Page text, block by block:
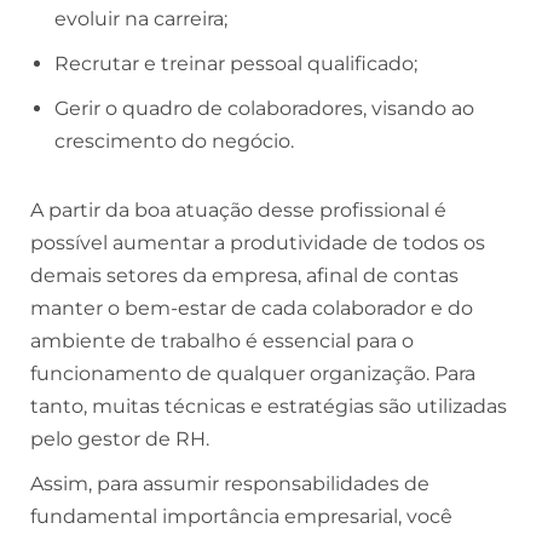
evoluir na carreira;
Recrutar e treinar pessoal qualificado;
Gerir o quadro de colaboradores, visando ao
crescimento do negócio.
A partir da boa atuação desse profissional é
possível aumentar a produtividade de todos os
demais setores da empresa, afinal de contas
manter o bem-estar de cada colaborador e do
ambiente de trabalho é essencial para o
funcionamento de qualquer organização. Para
tanto, muitas técnicas e estratégias são utilizadas
pelo gestor de RH.
Assim, para assumir responsabilidades de
fundamental importância empresarial, você